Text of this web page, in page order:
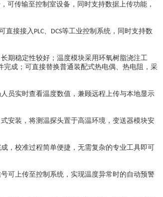
可传输至控制室设备，同时支持数据上传功能，
直接接入 PLC、 DCS等工业控制系统，同时支持数
期稳定性较好；温度模块采用环氧树脂浇注工
成；可直接替换普通装配式热电偶、热电阻，采
员实时查看温度数值，兼顾远程上传与本地显示
安装，将测温探头置于高温环境，变送器模块安
，校准过程简单便捷，无需复杂的专业工具即可
可上传至控制系统，实现温度异常时的自动预警